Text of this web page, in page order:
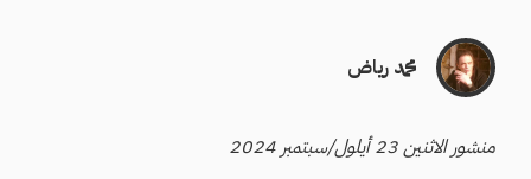
محمد رياض
منشور الاثنين 23 أيلول/سبتمبر 2024